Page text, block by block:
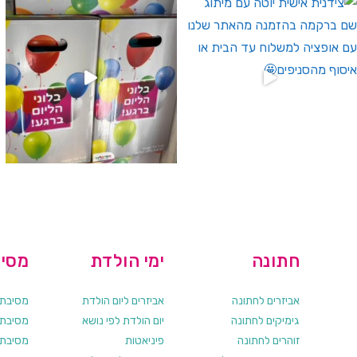
מסיבת
מסיבת
מסיבת
ימי הולדת
אביזרים ליום הולדת
יום הולדת לפי נושא
פיניאטות
חתונה
אביזרים לחתונה
גימיקים לחתונה
זוהרים לחתונה